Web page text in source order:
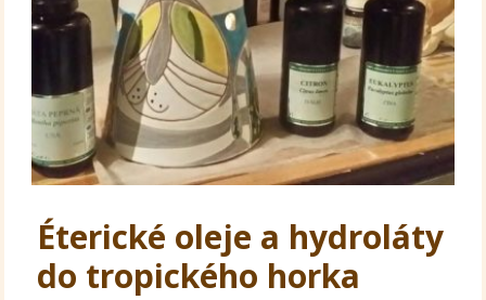
Éterické oleje a hydroláty
do tropického horka